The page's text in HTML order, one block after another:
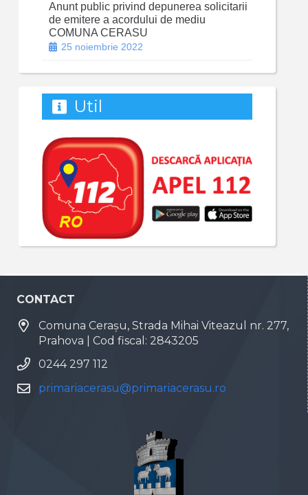
Anunt public privind depunerea solicitarii
de emitere a acordului de mediu
COMUNA CERASU
25 noiembrie 2022
Util
CONTACT
Comuna Cerașu, Strada Mihai Viteazul nr. 277,
Prahova | Cod fiscal: 2843205
0244 297 112
primariacerasu@primariacerasu.ro